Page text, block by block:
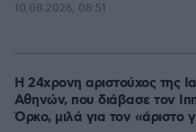
10.08.2026, 08:51
Η 24χρονη αριστούχος της
Αθηνών, που διάβασε τον
Όρκο, μιλά για τον «άριστο